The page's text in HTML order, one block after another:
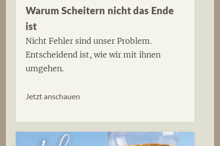
Warum Scheitern nicht das Ende
ist
Nicht Fehler sind unser Problem.
Entscheidend ist, wie wir mit ihnen
umgehen.
Jetzt anschauen